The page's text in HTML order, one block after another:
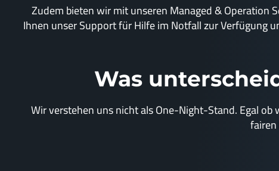
Zudem bieten wir mit unseren Managed & Operation
Ihnen unser Support für Hilfe im Notfall zur Verfügung
Was
Wir verstehen uns nicht als One-Night-Stand. Egal